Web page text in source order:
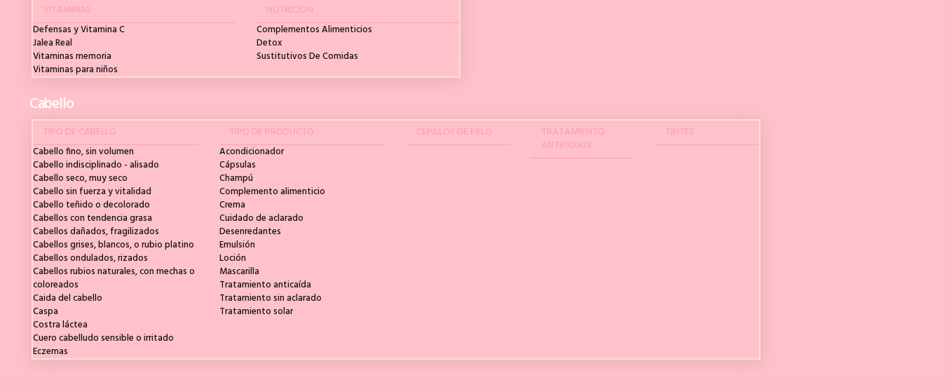
VITAMINAS
Defensas y Vitamina C
Jalea Real
Vitaminas memoria
Vitaminas para niños
NUTRICIÓN
Complementos Alimenticios
Detox
Sustitutivos De Comidas
Cabello
TIPO DE CABELLO
Cabello fino, sin volumen
Cabello indisciplinado - alisado
Cabello seco, muy seco
Cabello sin fuerza y vitalidad
Cabello teñido o decolorado
Cabellos con tendencia grasa
Cabellos dañados, fragilizados
Cabellos grises, blancos, o rubio platino
Cabellos ondulados, rizados
Cabellos rubios naturales, con mechas o
coloreados
Caida del cabello
Caspa
Costra láctea
Cuero cabelludo sensible o irritado
Eczemas
TIPO DE PRODUCTO
Acondicionador
Cápsulas
Champú
Complemento alimenticio
Crema
Cuidado de aclarado
Desenredantes
Emulsión
Loción
Mascarilla
Tratamiento anticaída
Tratamiento sin aclarado
Tratamiento solar
CEPILLOS DE PELO
TRATAMIENTO
ANTIPIOJOS
TINTES